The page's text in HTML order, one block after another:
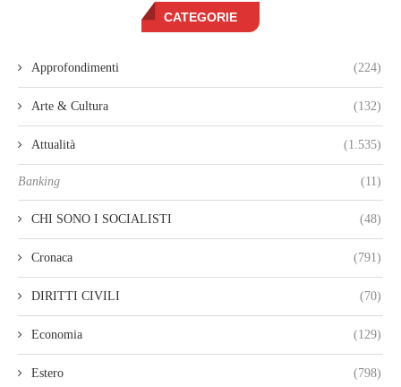
CATEGORIE
Approfondimenti (224)
Arte & Cultura (132)
Attualità (1.535)
Banking (11)
CHI SONO I SOCIALISTI (48)
Cronaca (791)
DIRITTI CIVILI (70)
Economia (129)
Estero (798)